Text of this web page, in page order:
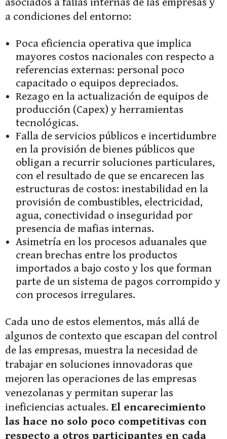
a condiciones del entorno:
Poca eficiencia operativa que implica
mayores costos nacionales con respecto a
referencias externas: personal poco
capacitado o equipos depreciados.
Rezago en la actualización de equipos de
producción (Capex) y herramientas
tecnológicas.
Falla de servicios públicos e incertidumbre
en la provisión de bienes públicos que
obligan a recurrir soluciones particulares,
con el resultado de que se encarecen las
estructuras de costos: inestabilidad en la
provisión de combustibles, electricidad,
agua, conectividad o inseguridad por
presencia de mafias internas.
Asimetría en los procesos aduanales que
crean brechas entre los productos
importados a bajo costo y los que forman
parte de un sistema de pagos corrompido y
con procesos irregulares.
Cada uno de estos elementos, más allá de
algunos de contexto que escapan del control
de las empresas, muestra la necesidad de
trabajar en soluciones innovadoras que
mejoren las operaciones de las empresas
venezolanas y permitan superar las
ineficiencias actuales. El encarecimiento
las hace no solo poco competitivas con
respecto a otros participantes en cada